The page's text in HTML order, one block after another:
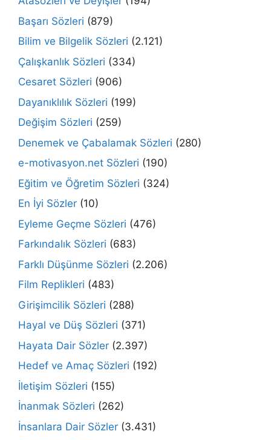
Başarı Sözleri (879)
Bilim ve Bilgelik Sözleri (2.121)
Çalışkanlık Sözleri (334)
Cesaret Sözleri (906)
Dayanıklılık Sözleri (199)
Değişim Sözleri (259)
Denemek ve Çabalamak Sözleri (280)
e-motivasyon.net Sözleri (190)
Eğitim ve Öğretim Sözleri (324)
En İyi Sözler (10)
Eyleme Geçme Sözleri (476)
Farkındalık Sözleri (683)
Farklı Düşünme Sözleri (2.206)
Film Replikleri (483)
Girişimcilik Sözleri (288)
Hayal ve Düş Sözleri (371)
Hayata Dair Sözler (2.397)
Hedef ve Amaç Sözleri (192)
İletişim Sözleri (155)
İnanmak Sözleri (262)
İnsanlara Dair Sözler (3.431)